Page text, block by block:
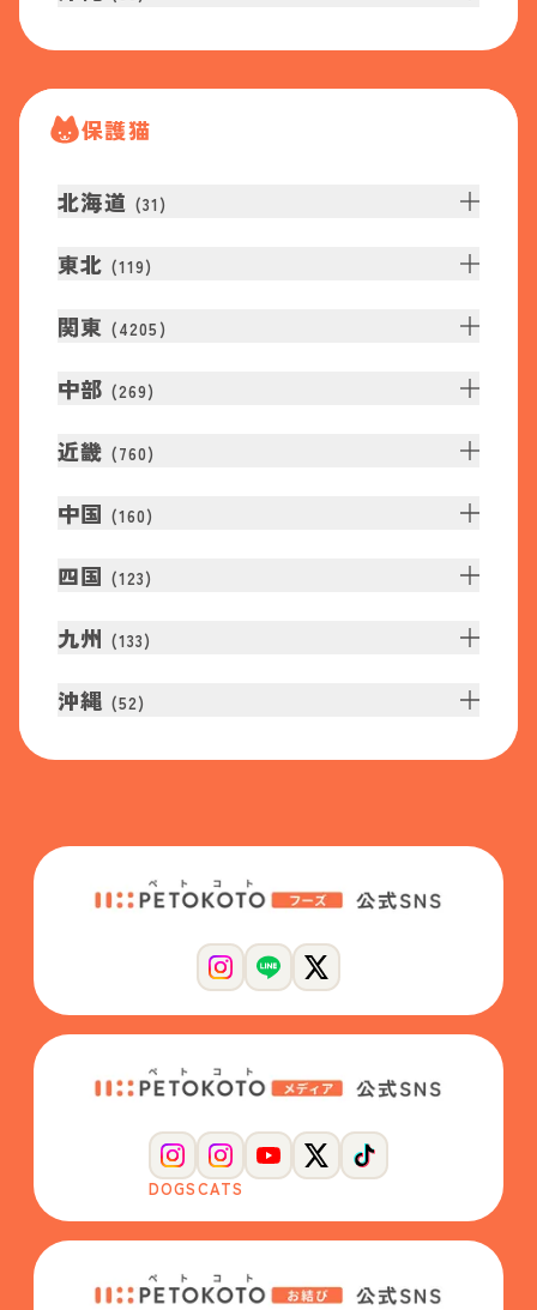
保護猫
北海道 (31 )
東北 (119)
関東 (4205 )
中部 (269)
近畿 (760)
中国 (160)
四国 (123)
九州 (133)
沖縄 (52)
DOGSCATS